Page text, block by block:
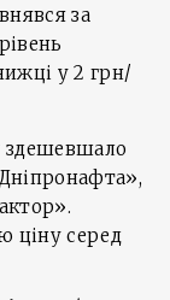
за
у 2 грн/
здешевшало
ціну серед